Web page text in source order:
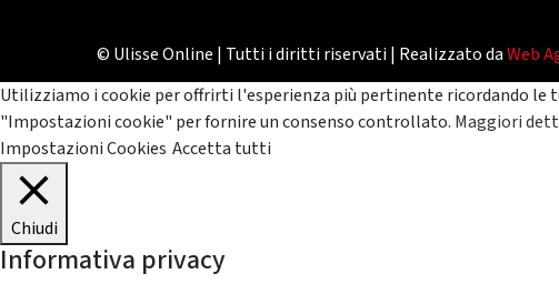
© Ulisse Online | Tutti i diritti riservati | Realizzato daWeb
Utilizziamo i cookie per offrirti l'esperienza più pertinente ricordando le
"Impostazioni cookie" per fornire un consenso controllato. Maggiori
Impostazioni Cookies Accetta tutti
Chiudi
Informativa privacy